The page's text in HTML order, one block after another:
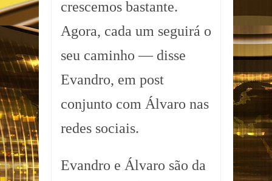
crescemos bastante.
Agora, cada um seguirá o
seu caminho — disse
Evandro, em post
conjunto com Álvaro nas
redes sociais.
Evandro e Álvaro são da